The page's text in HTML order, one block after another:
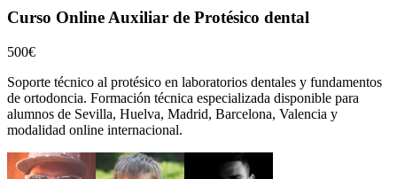
Curso Online Auxiliar de Protésico dental
500€
Soporte técnico al protésico en laboratorios dentales y fundamentos
de ortodoncia. Formación técnica especializada disponible para
alumnos de Sevilla, Huelva, Madrid, Barcelona, Valencia y
modalidad online internacional.